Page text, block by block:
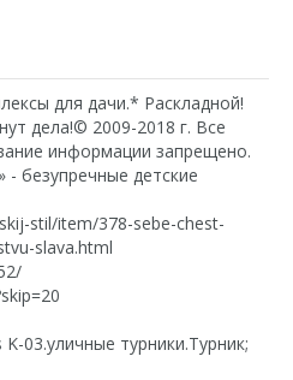
для дачи.* Раскладной!
дела!© 2009-2018 г. Все
информации запрещено.
- безупречные детские
stil/item/378-sebe-chest-
slava.html
03.уличные турники.Турник;